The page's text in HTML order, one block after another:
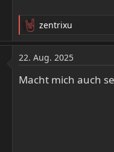
n
:
R
e
a
k
t
i
zentrixu
22. Aug. 2025
Macht mich auch